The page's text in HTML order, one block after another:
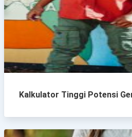
Kalkulator Tinggi Potensi